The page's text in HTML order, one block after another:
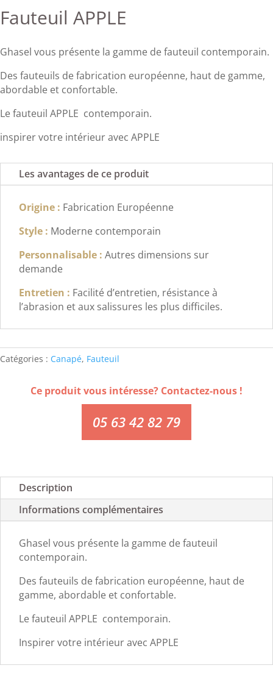
Fauteuil APPLE
Ghasel vous présente la gamme de fauteuil contemporain.
Des fauteuils de fabrication européenne, haut de gamme,
abordable et confortable.
Le fauteuil APPLE contemporain.
inspirer votre intérieur avec APPLE
Les avantages de ce produit
Origine : Fabrication Européenne
Style : Moderne contemporain
Personnalisable : Autres dimensions sur
demande
Entretien : Facilité d’entretien, résistance à
l’abrasion et aux salissures les plus difficiles.
Catégories : Canapé, Fauteuil
Ce produit vous intéresse? Contactez-nous !
05 63 42 82 79
Description
Informations complémentaires
Ghasel vous présente la gamme de fauteuil
contemporain.
Des fauteuils de fabrication européenne, haut de
gamme, abordable et confortable.
Le fauteuil APPLE contemporain.
Inspirer votre intérieur avec APPLE